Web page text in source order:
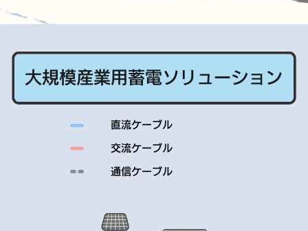
大規模産業用蓄電ソリューション
直流ケーブル
交流ケーブル
通信ケーブル